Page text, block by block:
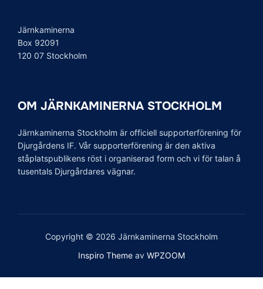
Järnkaminerna
Box 92091
120 07 Stockholm
OM JÄRNKAMINERNA STOCKHOLM
Järnkaminerna Stockholm är officiell supporterförening för
Djurgårdens IF. Vår supporterförening är den aktiva
ståplatspublikens röst i organiserad form och vi för talan å
tusentals Djurgårdares vägnar.
Copyright © 2026 Järnkaminerna Stockholm
Inspiro Theme av WPZOOM